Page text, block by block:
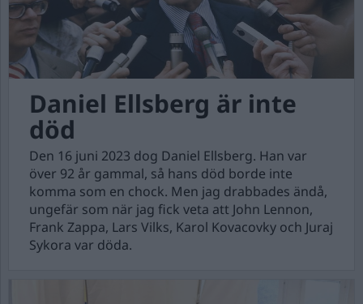
Daniel Ellsberg är inte
död
Den 16 juni 2023 dog Daniel Ellsberg. Han var
över 92 år gammal, så hans död borde inte
komma som en chock. Men jag drabbades ändå,
ungefär som när jag fick veta att John Lennon,
Frank Zappa, Lars Vilks, Karol Kovacovky och Juraj
Sykora var döda.